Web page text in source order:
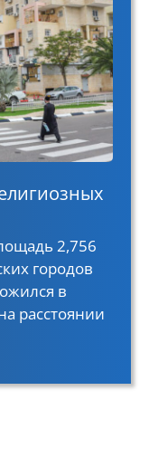
2,756
городов
в
расстоянии